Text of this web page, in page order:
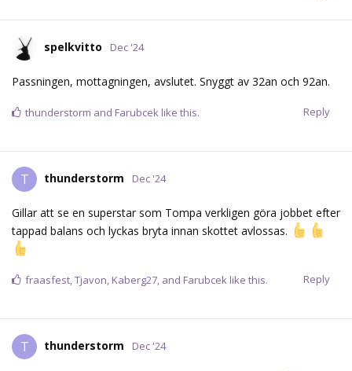
spelkvitto Dec '24
Passningen, mottagningen, avslutet. Snyggt av 32an och 92an.
Reply
thunderstorm and Farubcek like this.
T thunderstorm Dec '24
Gillar att se en superstar som Tompa verkligen göra jobbet efter
tappad balans och lyckas bryta innan skottet avlossas.
Reply
fraasfest,Tjavon, Kaberg27, and Farubcek like this.
T thunderstorm Dec '24